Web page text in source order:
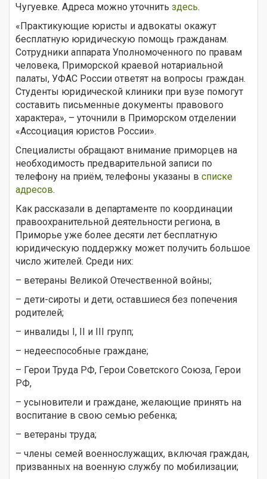
Чугуевке. Адреса можно уточнить здесь.
«Практикующие юристы и адвокаты окажут
бесплатную юридическую помощь гражданам.
Сотрудники аппарата Уполномоченного по правам
человека, Приморской краевой нотариальной
палаты, УФАС России ответят на вопросы граждан.
Студенты юридической клиники при вузе помогут
составить письменные документы правового
характера», – уточнили в Приморском отделении
«Ассоциация юристов России».
Специалисты обращают внимание приморцев на
необходимость предварительной записи по
телефону на приём, телефоны указаны в списке
адресов.
Как рассказали в департаменте по координации
правоохранительной деятельности региона, в
Приморье уже более десяти лет бесплатную
юридическую поддержку может получить большое
число жителей. Среди них:
– ветераны Великой Отечественной войны;
– дети-сироты и дети, оставшиеся без попечения
родителей;
– инвалиды I, II и III групп;
– недееспособные граждане;
– Герои Труда РФ, Герои Советского Союза, Герои
РФ,
– усыновители и граждане, желающие принять на
воспитание в свою семью ребенка;
– ветераны труда;
– члены семей военнослужащих, включая граждан,
призванных на военную службу по мобилизации;